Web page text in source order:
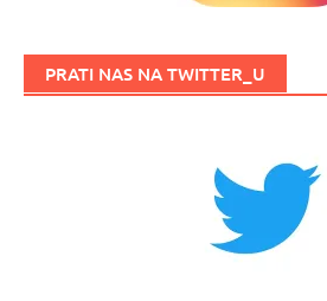
PRATI NAS NA TWITTER_U